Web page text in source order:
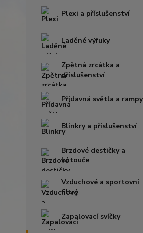
Plexi a příslušenství
Laděné výfuky
Zpětná zrcátka a
příslušenství
Přídavná světla a rampy
Blinkry a příslušenství
Brzdové destičky a
kotouče
Vzduchové a sportovní
filtry
Zapalovací svíčky